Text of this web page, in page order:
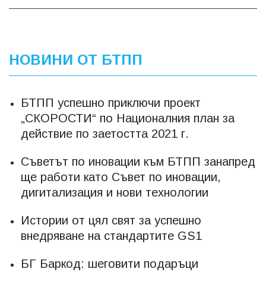
НОВИНИ ОТ БТПП
БТПП успешно приключи проект
„СКОРОСТИ“ по Националния план за
действие по заетостта 2021 г.
Съветът по иновации към БТПП занапред
ще работи като Съвет по иновации,
дигитализация и нови технологии
Истории от цял свят за успешно
внедряване на стандартите GS1
БГ Баркод: шеговити подаръци